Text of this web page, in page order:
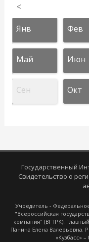
<
Янв Фев
Май Июн
Сен Окт
Государственный
Свидетельство о
Учредитель -
"Всероссийская
компания" (ВГТРК).
Панина Елена Валерьевна.
«Кузбасс»